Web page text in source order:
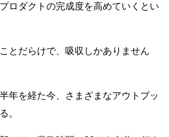
ロダクトの完成度を高めていくとい
とだらけで、吸収しかありません
年を経た今、さまざまなアウトプッ
。